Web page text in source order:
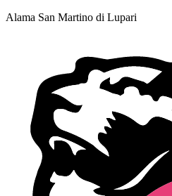
Alama San Martino di Lupari